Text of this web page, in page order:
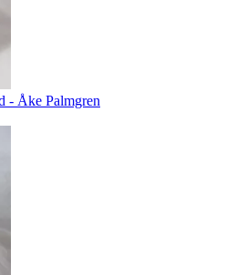
- Åke Palmgren